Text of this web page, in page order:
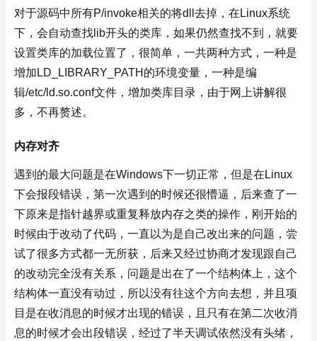
对于源码中所有P/invoke相关的将dll去掉，在Linux系统
下，会自动查找lib开头的类库，如果仍然查找不到，就要
设置类库的加载位置了，很简单，一共两种方式，一种是
增加LD_LIBRARY_PATH的环境变量，一种是编
辑/etc/ld.so.conf文件，增加类库目录，由于网上讲解很
多，不再赘述。
内存对齐
遇到的最大问题是在Windows下一切正常，但是在Linux
下会报段错误，第一次遇到的时候还很懵逼，后来查了一
下原来是指针越界或重复释放内存之类的操作，刚开始的
时候由于改动了代码，一直以为是自己改出来的问题，尝
试了很多方式都一无所获，后来又经过协商才发现跟自己
的改动完全没有关系，问题是出在了一个结构体上，这个
结构体一直没有动过，所以没有往这个方向去想，并且项
目是在收消息的时候才出现的错误，且只有在第二次收消
息的时候才会出段错误，经过了半天调试依然没有头绪，